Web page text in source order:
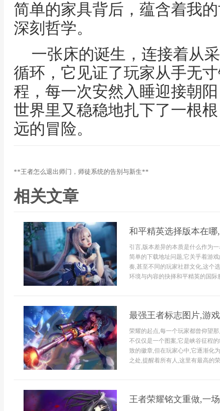
简单的家具背后，蕴含着我
深刻哲学。
一张床的诞生，连接着从
循环，它见证了玩家从手无
程，每一次安然入睡迎接朝
世界里又稳稳地扎下了一根
远的冒险。
**王者怎么退出师门，师徒系统的告别与新生**
相关文章
和平精英选择版本在
引言,版本差异的本质是什么作为
简单的下载地址问题,它关乎着游
奏,甚至不同的玩家社群文化,这个
环境与内容的抉择和平精英的国
最强王者标志图片,游
荣耀的起点,每一个玩家都曾仰望
不仅仅是一个图案,它是峡谷征程
致的徽章,但在玩家心中,它逐渐化
之处,提醒着所有人,这里有最高的
王者荣耀铭文重做,一